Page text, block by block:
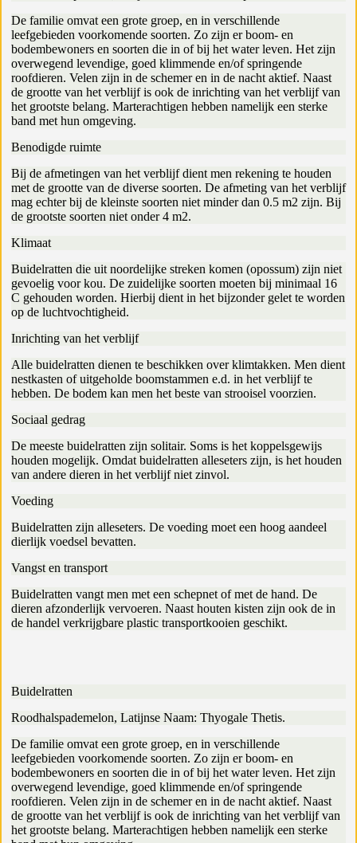
De familie omvat een grote groep, en in verschillende
leefgebieden voorkomende soorten. Zo zijn er boom- en
bodembewoners en soorten die in of bij het water leven. Het zijn
overwegend levendige, goed klimmende en/of springende
roofdieren. Velen zijn in de schemer en in de nacht aktief. Naast
de grootte van het verblijf is ook de inrichting van het verblijf van
het grootste belang. Marterachtigen hebben namelijk een sterke
band met hun omgeving.
Benodigde ruimte
Bij de afmetingen van het verblijf dient men rekening te houden
met de grootte van de diverse soorten. De afmeting van het verblijf
mag echter bij de kleinste soorten niet minder dan 0.5 m2 zijn. Bij
de grootste soorten niet onder 4 m2.
Klimaat
Buidelratten die uit noordelijke streken komen (opossum) zijn niet
gevoelig voor kou. De zuidelijke soorten moeten bij minimaal 16
C gehouden worden. Hierbij dient in het bijzonder gelet te worden
op de luchtvochtigheid.
Inrichting van het verblijf
Alle buidelratten dienen te beschikken over klimtakken. Men dient
nestkasten of uitgeholde boomstammen e.d. in het verblijf te
hebben. De bodem kan men het beste van strooisel voorzien.
Sociaal gedrag
De meeste buidelratten zijn solitair. Soms is het koppelsgewijs
houden mogelijk. Omdat buidelratten alleseters zijn, is het houden
van andere dieren in het verblijf niet zinvol.
Voeding
Buidelratten zijn alleseters. De voeding moet een hoog aandeel
dierlijk voedsel bevatten.
Vangst en transport
Buidelratten vangt men met een schepnet of met de hand. De
dieren afzonderlijk vervoeren. Naast houten kisten zijn ook de in
de handel verkrijgbare plastic transportkooien geschikt.
Buidelratten
Roodhalspademelon, Latijnse Naam: Thyogale Thetis.
De familie omvat een grote groep, en in verschillende
leefgebieden voorkomende soorten. Zo zijn er boom- en
bodembewoners en soorten die in of bij het water leven. Het zijn
overwegend levendige, goed klimmende en/of springende
roofdieren. Velen zijn in de schemer en in de nacht aktief. Naast
de grootte van het verblijf is ook de inrichting van het verblijf van
het grootste belang. Marterachtigen hebben namelijk een sterke